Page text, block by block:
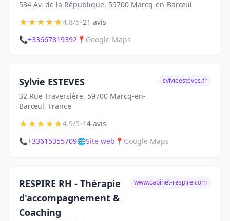
534 Av. de la République, 59700 Marcq-en-Barœul
★★★★★4.8/5•21 avis
📞+33667819392 📍 Google Maps
Sylvie ESTEVES
32 Rue Traversière, 59700 Marcq-en-
Barœul, France
sylvieesteves.fr
★★★★★4.9/5•14 avis
📞+33615355709🌐Site web 📍 Google Maps
RESPIRE RH - Thérapie
d'accompagnement &
Coaching
www.cabinet-respire.com